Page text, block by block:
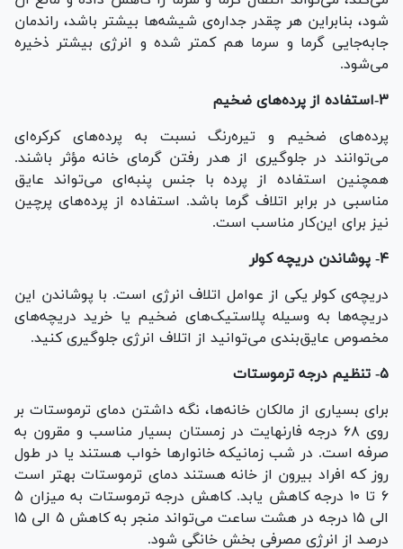
شود، بنابراین هر چقدر جداره‌ی شیشه‌ها بیشتر باشد، راندمان
جابه‌جایی گرما و سرما هم کمتر شده و انرژی بیشتر ذخیره
می‌شود.
۳-استفاده از پرده‌های ضخیم
پرده‌های ضخیم و تیره‌رنگ نسبت به پرده‌های کرکره‌ای
می‌توانند در جلوگیری از هدر رفتن گرمای خانه مؤثر باشند.
همچنین استفاده از پرده با جنس پنبه‌ای می‌تواند عایق
مناسبی در برابر اتلاف گرما باشد. استفاده از پرده‌های پرچین
نیز برای این‌کار مناسب است.
۴- پوشاندن دریچه کولر
دریچه‌ی کولر یکی از عوامل اتلاف انرژی است. با پوشاندن این
دریچه‌ها به وسیله پلاستیک‌های ضخیم یا خرید دریچه‌های
مخصوص عایق‌بندی می‌توانید از اتلاف انرژی جلوگیری کنید.
۵- تنظیم درجه ترموستات
برای بسیاری از مالکان خانه‌ها، نگه داشتن دمای ترموستات بر
روی ۶۸ درجه فارنهایت در زمستان بسیار مناسب و مقرون به
صرفه است. در شب زمانیکه خانوار‌ها خواب هستند یا در طول
روز که افراد بیرون از خانه هستند دمای ترموستات بهتر است
۶ تا ۱۰ درجه کاهش یابد. کاهش درجه ترموستات به میزان ۵
الی ۱۵ درجه در هشت ساعت می‌تواند منجر به کاهش ۵ الی ۱۵
درصد از انرژی مصرفی بخش خانگی شود.